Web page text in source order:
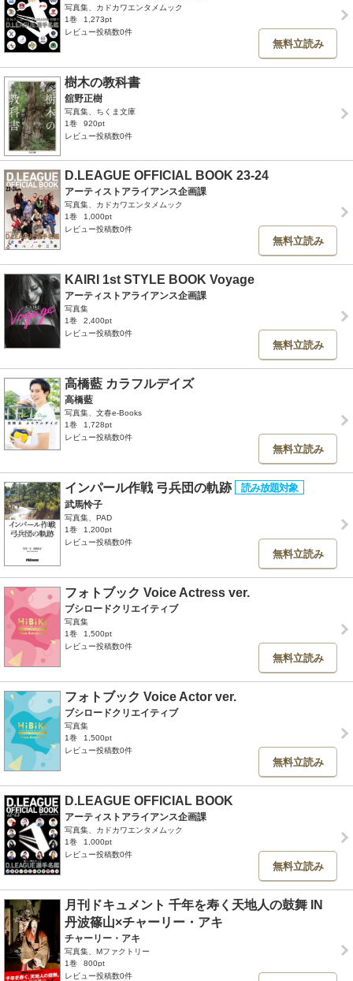
写真集、カドカワエンタメムック
1巻
1,273pt
レビュー投稿数0件
無料立読み
樹木の教科書
舘野正樹
写真集、ちくま文庫
1巻
920pt
レビュー投稿数0件
D.LEAGUE OFFICIAL BOOK 23-24
アーティストアライアンス企画課
写真集、カドカワエンタメムック
1巻
1,000pt
レビュー投稿数0件
無料立読み
KAIRI 1st STYLE BOOK Voyage
アーティストアライアンス企画課
写真集
1巻
2,400pt
レビュー投稿数0件
無料立読み
高橋藍 カラフルデイズ
高橋藍
写真集、文春e-Books
1巻
1,728pt
レビュー投稿数0件
無料立読み
インパール作戦 弓兵団の軌跡
武馬怜子
写真集、PAD
1巻
1,200pt
レビュー投稿数0件
無料立読み
フォトブック Voice Actress ver.
ブシロードクリエイティブ
写真集
1巻
1,500pt
レビュー投稿数0件
無料立読み
フォトブック Voice Actor ver.
ブシロードクリエイティブ
写真集
1巻
1,500pt
レビュー投稿数0件
無料立読み
D.LEAGUE OFFICIAL BOOK
アーティストアライアンス企画課
写真集、カドカワエンタメムック
1巻
1,000pt
レビュー投稿数0件
無料立読み
月刊ドキュメント 千年を寿く天地人の鼓舞 IN
丹波篠山×チャーリー・アキ
チャーリー・アキ
写真集、Mファクトリー
1巻
800pt
レビュー投稿数0件